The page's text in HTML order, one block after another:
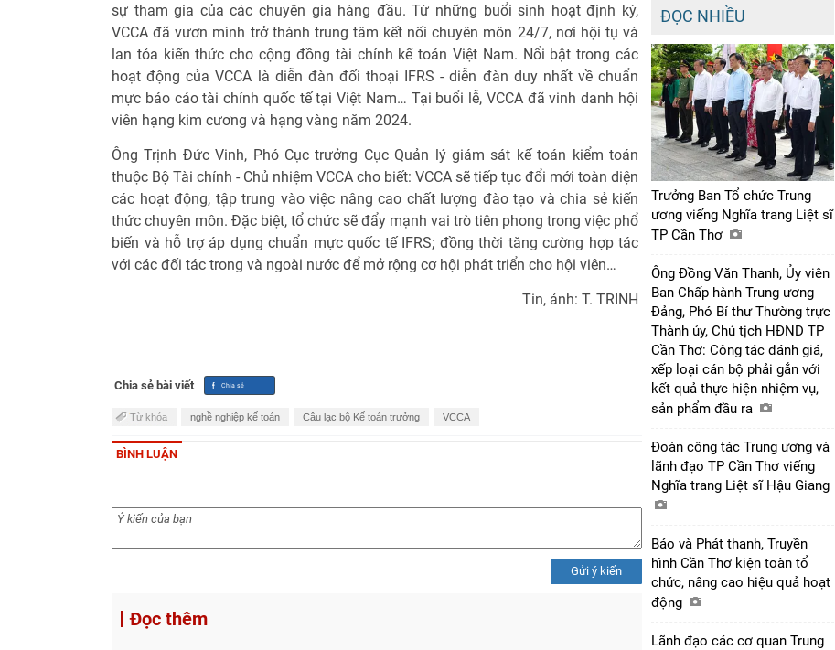
sự tham gia của các chuyên gia hàng đầu. Từ những buổi sinh hoạt định kỳ,
VCCA đã vươn mình trở thành trung tâm kết nối chuyên môn 24/7, nơi hội tụ và
lan tỏa kiến thức cho cộng đồng tài chính kế toán Việt Nam. Nổi bật trong các
hoạt động của VCCA là diễn đàn đối thoại IFRS - diễn đàn duy nhất về chuẩn
mực báo cáo tài chính quốc tế tại Việt Nam… Tại buổi lễ, VCCA đã vinh danh hội
viên hạng kim cương và hạng vàng năm 2024.
Ông Trịnh Ðức Vinh, Phó Cục trưởng Cục Quản lý giám sát kế toán kiểm toán
thuộc Bộ Tài chính - Chủ nhiệm VCCA cho biết: VCCA sẽ tiếp tục đổi mới toàn diện
các hoạt động, tập trung vào việc nâng cao chất lượng đào tạo và chia sẻ kiến
thức chuyên môn. Ðặc biệt, tổ chức sẽ đẩy mạnh vai trò tiên phong trong việc phổ
biến và hỗ trợ áp dụng chuẩn mực quốc tế IFRS; đồng thời tăng cường hợp tác
với các đối tác trong và ngoài nước để mở rộng cơ hội phát triển cho hội viên…
Tin, ảnh: T. TRINH
Chia sẻ bài viết
Từ khóa nghề nghiệp kế toán Câu lạc bộ Kế toán trưởng VCCA
BÌNH LUẬN
Gửi ý kiến
Đọc thêm
ĐỌC NHIỀU
Trưởng Ban Tổ chức Trung
ương viếng Nghĩa trang Liệt sĩ
TP Cần Thơ
Ông Đồng Văn Thanh, Ủy viên
Ban Chấp hành Trung ương
Đảng, Phó Bí thư Thường trực
Thành ủy, Chủ tịch HĐND TP
Cần Thơ: Công tác đánh giá,
xếp loại cán bộ phải gắn với
kết quả thực hiện nhiệm vụ,
sản phẩm đầu ra
Đoàn công tác Trung ương và
lãnh đạo TP Cần Thơ viếng
Nghĩa trang Liệt sĩ Hậu Giang
Báo và Phát thanh, Truyền
hình Cần Thơ kiện toàn tổ
chức, nâng cao hiệu quả hoạt
động
Lãnh đạo các cơ quan Trung